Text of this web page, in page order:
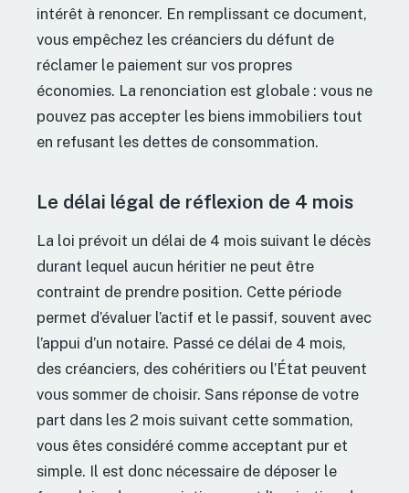
intérêt à renoncer. En remplissant ce document,
vous empêchez les créanciers du défunt de
réclamer le paiement sur vos propres
économies. La renonciation est globale : vous ne
pouvez pas accepter les biens immobiliers tout
en refusant les dettes de consommation.
Le délai légal de réflexion de 4 mois
La loi prévoit un délai de 4 mois suivant le décès
durant lequel aucun héritier ne peut être
contraint de prendre position. Cette période
permet d’évaluer l’actif et le passif, souvent avec
l’appui d’un notaire. Passé ce délai de 4 mois,
des créanciers, des cohéritiers ou l’État peuvent
vous sommer de choisir. Sans réponse de votre
part dans les 2 mois suivant cette sommation,
vous êtes considéré comme acceptant pur et
simple. Il est donc nécessaire de déposer le